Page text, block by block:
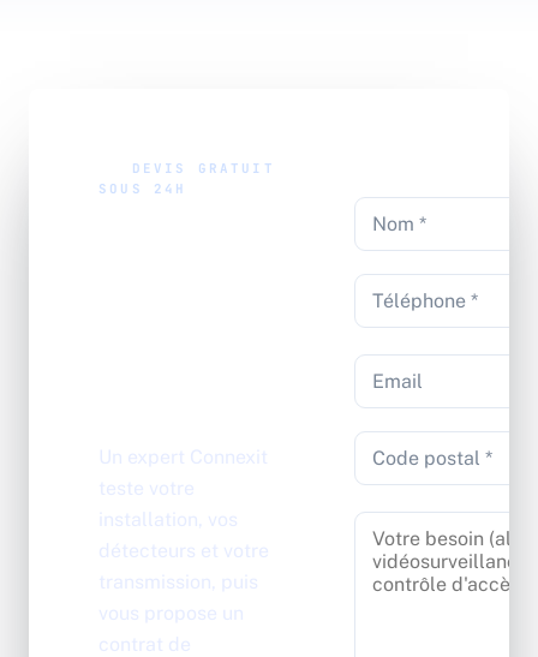
DEVIS GRATUIT
SOUS 24H
Un expert Connexit
teste votre
installation, vos
détecteurs et votre
transmission, puis
vous propose un
contrat de